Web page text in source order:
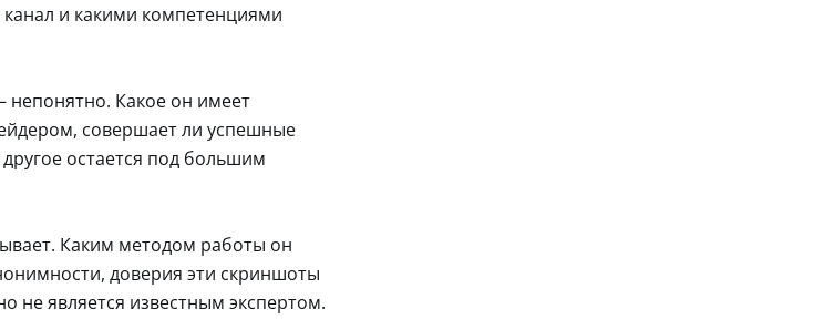
канал и какими компетенциями
непонятно. Какое он имеет
совершает ли успешные
остается под большим
Каким методом работы он
доверия эти скриншоты
не является известным экспертом.